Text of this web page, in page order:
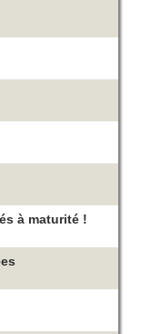
à maturité !